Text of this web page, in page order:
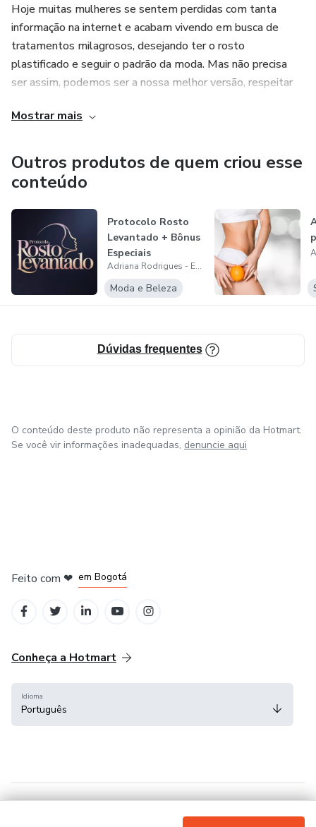
Hoje muitas mulheres se sentem perdidas com tanta
informação na internet e acabam vivendo em busca de
tratamentos milagrosos, desejando ter o rosto
plastificado e seguir o padrão da moda. Mas não precisa
ser assim, podemos ser a nossa melhor versão, respeitar
tempo reais.
Mostrar mais
Outros produtos de quem criou esse
conteúdo
Protocolo Rosto
Levantado + Bônus
Especiais
Adriana Rodrigues - Estética
Moda e Beleza
Dúvidas frequentes
O conteúdo deste produto não representa a opinião da Hotmart.
Se você vir informações inadequadas, denuncie aqui
Feito com ❤ em Bogotá
Conheça a Hotmart
Idioma
Português